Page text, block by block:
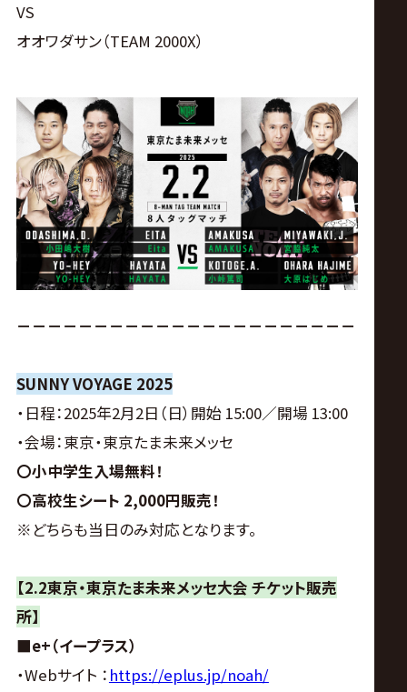
VS
オオワダサン（TEAM 2000X）
－－－－－－－－－－－－－－－－－－－－－－
SUNNY VOYAGE 2025
・日程：2025年2月2日（日）開始 15:00／開場 13:00
・会場：東京・東京たま未来メッセ
〇小中学生入場無料！
〇高校生シート 2,000円販売！
※どちらも当日のみ対応となります。
【2.2東京・東京たま未来メッセ大会 チケット販売
所】
■e+（イープラス）
・Webサイト ： https://eplus.jp/noah/